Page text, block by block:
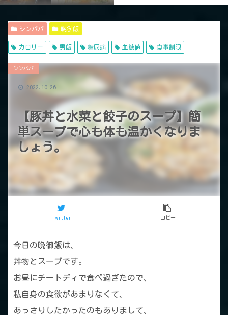
シンパパ 晩御飯
カロリー 男飯 糖尿病 血糖値 食事制限
【豚丼と水菜と餃子のスープ】簡
単スープで心も体も温かくなりま
しょう。
シンパパ
Twitter コピー
2022.10.26
今日の晩御飯は、
丼物とスープです。
お昼にチートディで食べ過ぎたので、
私自身の食欲があまりなくて、
あっさりしたかったのもありまして、